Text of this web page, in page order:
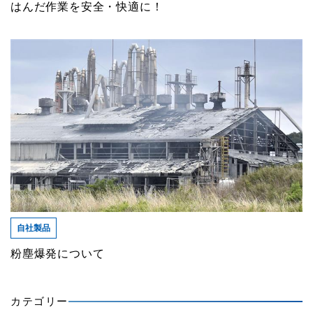
はんだ作業を安全・快適に！
粉塵爆発について
自社製品
カテゴリー